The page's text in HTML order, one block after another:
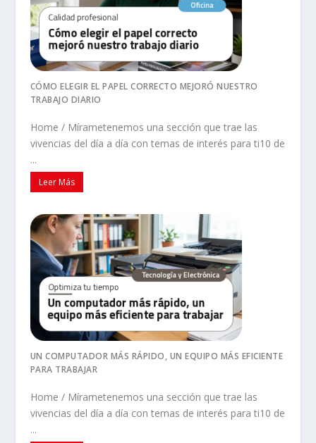
CÓMO ELEGIR EL PAPEL CORRECTO MEJORÓ NUESTRO
TRABAJO DIARIO
Home / Mírametenemos una sección que trae las
vivencias del día a día con temas de interés para ti10 de
...
Leer Más
UN COMPUTADOR MÁS RÁPIDO, UN EQUIPO MÁS EFICIENTE
PARA TRABAJAR
Home / Mírametenemos una sección que trae las
vivencias del día a día con temas de interés para ti10 de
...